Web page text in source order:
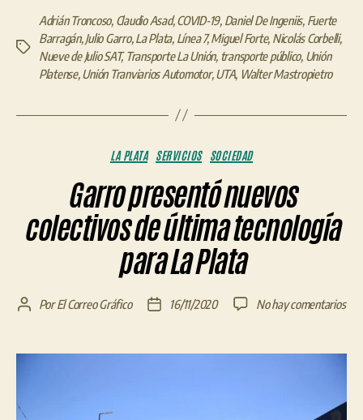
Etiquetas
Adrián Troncoso, Claudio Asad,COVID-19, Daniel De Ingeniis, Fuerte
Barragán,Julio Garro,La Plata, Línea 7,Miguel Forte, Nicolás Corbelli,
Nueve de Julio SAT,Transporte La Unión, transporte público, Unión
Platense,Unión Tranviarios Automotor,UTA, Walter Mastropietro
Categorías
LA PLATA SERVICIOS SOCIEDAD
Garro presentó nuevos
colectivos de última tecnología
para La Plata
AutorPorEl Correo Gráfico
Fecha16/11/2020 No hay comentariosen